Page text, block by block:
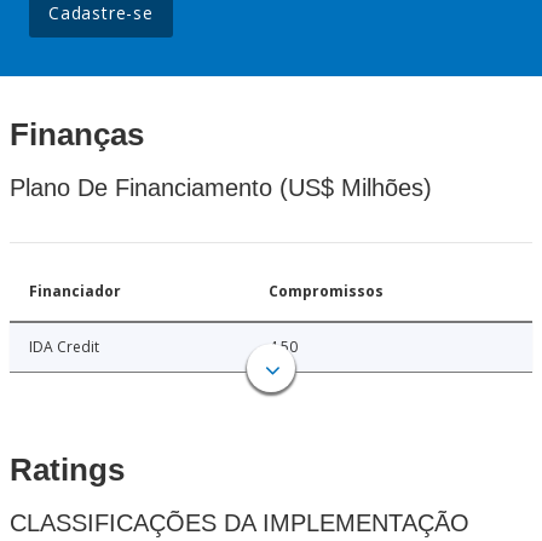
Cadastre-se
Finanças
Plano De Financiamento (US$ Milhões)
Financiador Compromissos
IDA Credit 4.50
Ratings
CLASSIFICAÇÕES DA IMPLEMENTAÇÃO